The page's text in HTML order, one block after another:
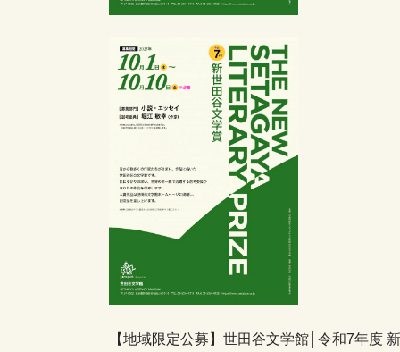
【地域限定公募】世田谷文学館│令和7年度